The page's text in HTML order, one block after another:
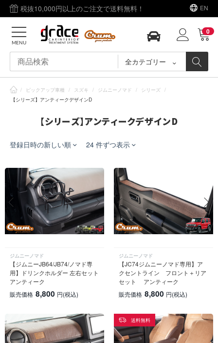
税抜10,000円以上のご注文で送料無料！ EN
全カテゴリー
0
MENU
/ ピックアップ車種 / スズキ / ジムニーノマド / シリーズ /
【シリーズ】アンティークデザインD
【シリーズ】アンティークデザインD
登録日時の新しい順 24 件ずつ表示
ジムニーノマド
【ジムニーJB64/JB74/ノマド専
用】ドリンクホルダー 左右セット
アンティーク
販売価格 8,800 円(税込)
ジムニーノマド
【JC74ジムニーノマド専用】ア
クセントライン フロント＋リア
セット アンティーク
販売価格 8,800 円(税込)
送料無料